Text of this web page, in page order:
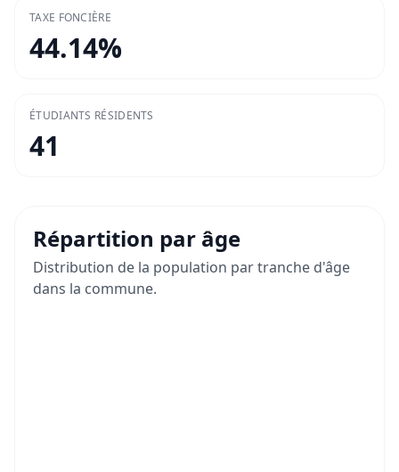
TAXE FONCIÈRE
44.14%
ÉTUDIANTS RÉSIDENTS
41
Répartition par âge
Distribution de la population par tranche d'âge
dans la commune.